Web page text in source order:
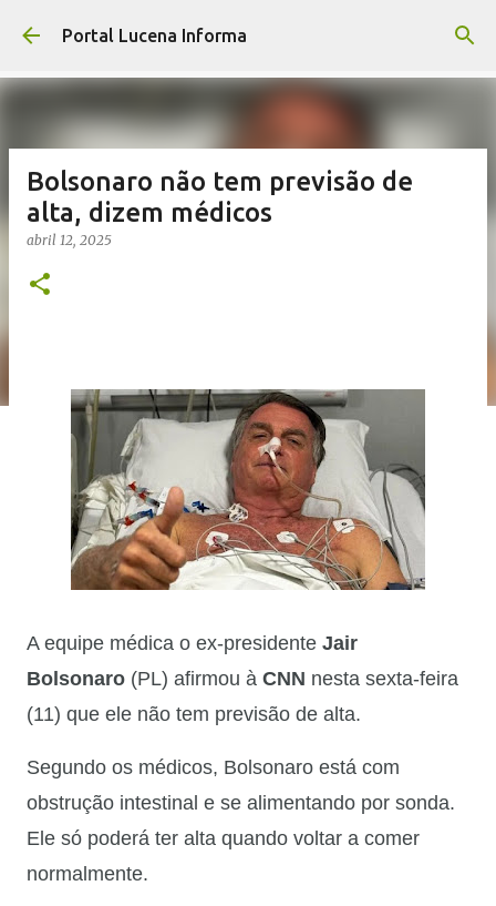
Pular para o conteúdo principal
Portal Lucena Informa
Bolsonaro não tem previsão de
alta, dizem médicos
abril 12, 2025
A equipe médica o ex-presidente Jair
Bolsonaro (PL) afirmou à CNN nesta sexta-feira
(11) que ele não tem previsão de alta.
Segundo os médicos, Bolsonaro está com
obstrução intestinal e se alimentando por sonda.
Ele só poderá ter alta quando voltar a comer
normalmente.